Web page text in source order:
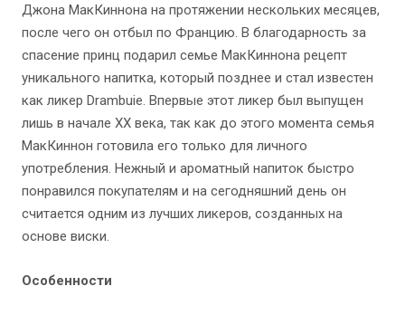
Джона МакКиннона на протяжении нескольких месяцев,
после чего он отбыл по Францию. В благодарность за
спасение принц подарил семье МакКиннона рецепт
уникального напитка, который позднее и стал известен
как ликер Drambuie. Впервые этот ликер был выпущен
лишь в начале XX века, так как до этого момента семья
МакКиннон готовила его только для личного
употребления. Нежный и ароматный напиток быстро
понравился покупателям и на сегодняшний день он
считается одним из лучших ликеров, созданных на
основе виски.
Особенности